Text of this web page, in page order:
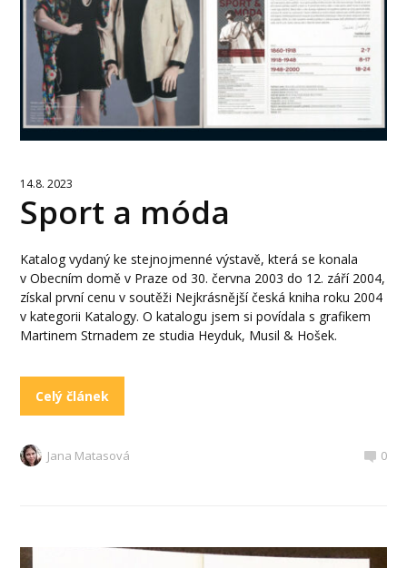
14.8. 2023
Sport a móda
Katalog vydaný ke stejnojmenné výstavě, která se konala
v Obecním domě v Praze od 30. června 2003 do 12. září 2004,
získal první cenu v soutěži Nejkrásnější česká kniha roku 2004
v kategorii Katalogy. O katalogu jsem si povídala s grafikem
Martinem Strnadem ze studia Heyduk, Musil & Hošek.
Celý článek
Jana Matasová 0